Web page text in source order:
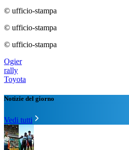
© ufficio-stampa
© ufficio-stampa
© ufficio-stampa
Ogier
rally
Toyota
Notizie del giorno
Vedi tutti